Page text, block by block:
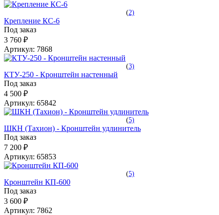
(2)
Крепление КС-6
Под заказ
3 760 ₽
Артикул: 7868
(3)
КТУ-250 - Кронштейн настенный
Под заказ
4 500 ₽
Артикул: 65842
(5)
ШКН (Тахион) - Кронштейн удлинитель
Под заказ
7 200 ₽
Артикул: 65853
(5)
Кронштейн КП-600
Под заказ
3 600 ₽
Артикул: 7862